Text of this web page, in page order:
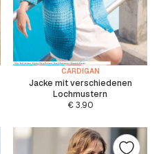
CARDIGAN
Jacke mit verschiedenen
Lochmustern
€3.90